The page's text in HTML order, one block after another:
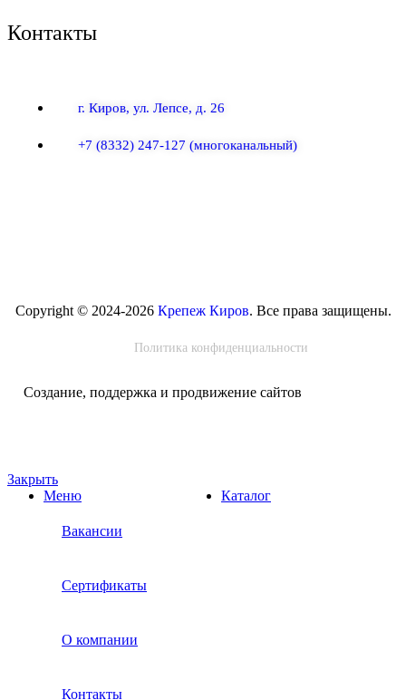
Контакты
г. Киров, ул. Лепсе, д. 26
+7 (8332) 247-127 (многоканальный)
Copyright © 2024-2026 Крепеж Киров. Все права защищены.
Политика конфиденциальности
Создание, поддержка и продвижение сайтов
Закрыть
Меню
Каталог
Вакансии
Сертификаты
О компании
Контакты